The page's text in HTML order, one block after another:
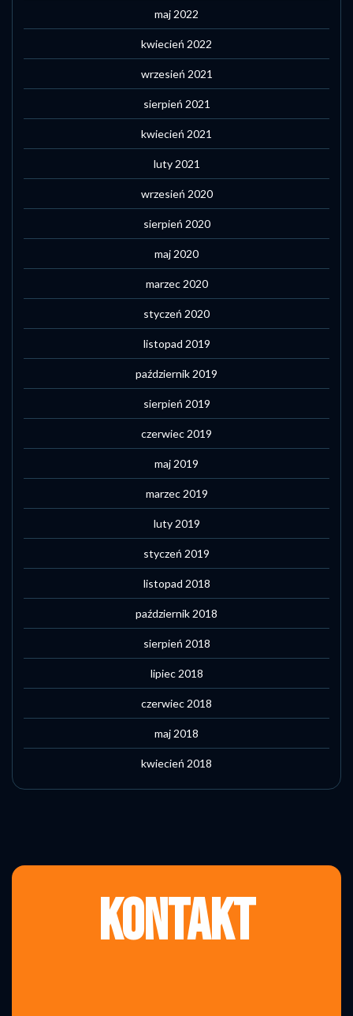
maj 2022
kwiecień 2022
wrzesień 2021
sierpień 2021
kwiecień 2021
luty 2021
wrzesień 2020
sierpień 2020
maj 2020
marzec 2020
styczeń 2020
listopad 2019
październik 2019
sierpień 2019
czerwiec 2019
maj 2019
marzec 2019
luty 2019
styczeń 2019
listopad 2018
październik 2018
sierpień 2018
lipiec 2018
czerwiec 2018
maj 2018
kwiecień 2018
KONTAKT